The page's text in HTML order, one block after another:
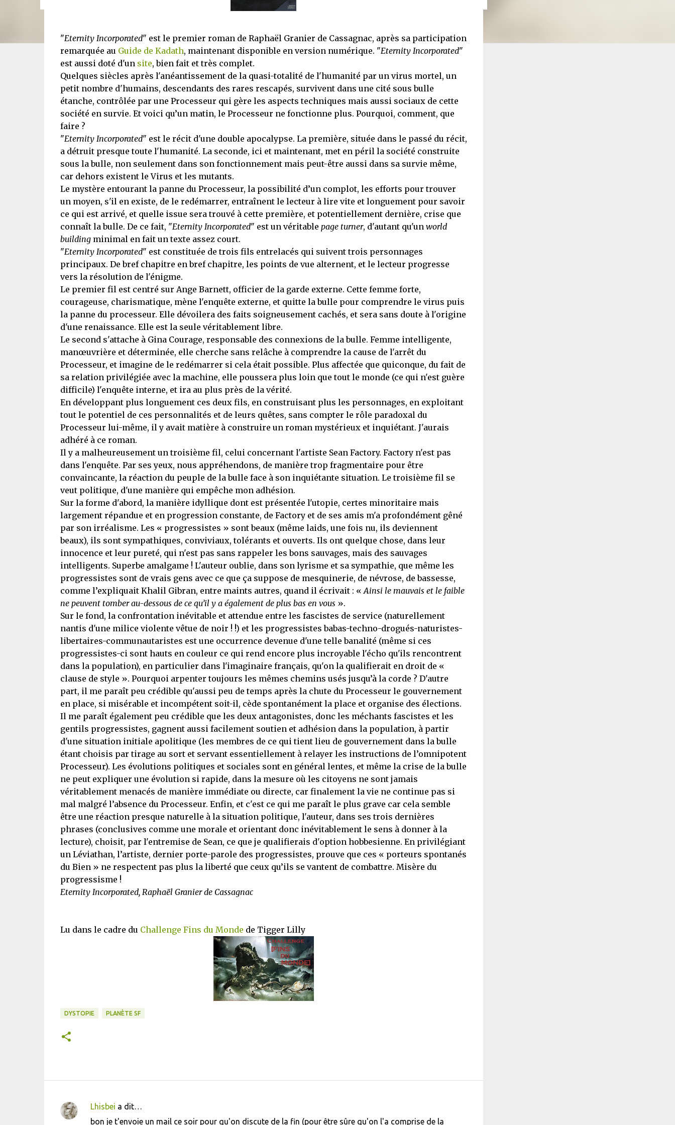
"Eternity Incorporated" est le premier roman de Raphaël Granier de Cassagnac, après sa participation
remarquée au Guide de Kadath, maintenant disponible en version numérique. "Eternity Incorporated"
est aussi doté d'un site, bien fait et très complet.
Quelques siècles après l'anéantissement de la quasi-totalité de l'humanité par un virus mortel, un
petit nombre d'humains, descendants des rares rescapés, survivent dans une cité sous bulle
étanche, contrôlée par une Processeur qui gère les aspects techniques mais aussi sociaux de cette
société en survie. Et voici qu’un matin, le Processeur ne fonctionne plus. Pourquoi, comment, que
faire ?
"Eternity Incorporated" est le récit d'une double apocalypse. La première, située dans le passé du récit,
a détruit presque toute l'humanité. La seconde, ici et maintenant, met en péril la société construite
sous la bulle, non seulement dans son fonctionnement mais peut-être aussi dans sa survie même,
car dehors existent le Virus et les mutants.
Le mystère entourant la panne du Processeur, la possibilité d’un complot, les efforts pour trouver
un moyen, s'il en existe, de le redémarrer, entraînent le lecteur à lire vite et longuement pour savoir
ce qui est arrivé, et quelle issue sera trouvé à cette première, et potentiellement dernière, crise que
connaît la bulle. De ce fait, "Eternity Incorporated" est un véritable page turner, d'autant qu'un world
buildingminimal en fait un texte assez court.
"Eternity Incorporated" est constituée de trois fils entrelacés qui suivent trois personnages
principaux. De bref chapitre en bref chapitre, les points de vue alternent, et le lecteur progresse
vers la résolution de l'énigme.
Le premier fil est centré sur Ange Barnett, officier de la garde externe. Cette femme forte,
courageuse, charismatique, mène l'enquête externe, et quitte la bulle pour comprendre le virus puis
la panne du processeur. Elle dévoilera des faits soigneusement cachés, et sera sans doute à l'origine
d'une renaissance. Elle est la seule véritablement libre.
Le second s'attache à Gina Courage, responsable des connexions de la bulle. Femme intelligente,
manœuvrière et déterminée, elle cherche sans relâche à comprendre la cause de l'arrêt du
Processeur, et imagine de le redémarrer si cela était possible. Plus affectée que quiconque, du fait de
sa relation privilégiée avec la machine, elle poussera plus loin que tout le monde (ce qui n'est guère
difficile) l'enquête interne, et ira au plus près de la vérité.
En développant plus longuement ces deux fils, en construisant plus les personnages, en exploitant
tout le potentiel de ces personnalités et de leurs quêtes, sans compter le rôle paradoxal du
Processeur lui-même, il y avait matière à construire un roman mystérieux et inquiétant. J'aurais
adhéré à ce roman.
Il y a malheureusement un troisième fil, celui concernant l'artiste Sean Factory. Factory n'est pas
dans l'enquête. Par ses yeux, nous appréhendons, de manière trop fragmentaire pour être
convaincante, la réaction du peuple de la bulle face à son inquiétante situation. Le troisième fil se
veut politique, d'une manière qui empêche mon adhésion.
Sur la forme d'abord, la manière idyllique dont est présentée l'utopie, certes minoritaire mais
largement répandue et en progression constante, de Factory et de ses amis m'a profondément gêné
par son irréalisme. Les « progressistes » sont beaux (même laids, une fois nu, ils deviennent
beaux), ils sont sympathiques, conviviaux, tolérants et ouverts. Ils ont quelque chose, dans leur
innocence et leur pureté, qui n'est pas sans rappeler les bons sauvages, mais des sauvages
intelligents. Superbe amalgame ! L'auteur oublie, dans son lyrisme et sa sympathie, que même les
progressistes sont de vrais gens avec ce que ça suppose de mesquinerie, de névrose, de bassesse,
comme l’expliquait Khalil Gibran, entre maints autres, quand il écrivait : «Ainsi le mauvais et le faible
ne peuvent tomber au-dessous de ce qu’il y a également de plus bas en vous ».
Sur le fond, la confrontation inévitable et attendue entre les fascistes de service (naturellement
nantis d'une milice violente vêtue de noir ! !) et les progressistes babas-techno-drogués-naturistes-
libertaires-communautaristes est une occurrence devenue d'une telle banalité (même si ces
progressistes-ci sont hauts en couleur ce qui rend encore plus incroyable l'écho qu'ils rencontrent
dans la population), en particulier dans l'imaginaire français, qu'on la qualifierait en droit de «
clause de style ». Pourquoi arpenter toujours les mêmes chemins usés jusqu’à la corde ? D'autre
part, il me paraît peu crédible qu'aussi peu de temps après la chute du Processeur le gouvernement
en place, si misérable et incompétent soit-il, cède spontanément la place et organise des élections.
Il me paraît également peu crédible que les deux antagonistes, donc les méchants fascistes et les
gentils progressistes, gagnent aussi facilement soutien et adhésion dans la population, à partir
d'une situation initiale apolitique (les membres de ce qui tient lieu de gouvernement dans la bulle
étant choisis par tirage au sort et servant essentiellement à relayer les instructions de l’omnipotent
Processeur). Les évolutions politiques et sociales sont en général lentes, et même la crise de la bulle
ne peut expliquer une évolution si rapide, dans la mesure où les citoyens ne sont jamais
véritablement menacés de manière immédiate ou directe, car finalement la vie ne continue pas si
mal malgré l’absence du Processeur. Enfin, et c'est ce qui me paraît le plus grave car cela semble
être une réaction presque naturelle à la situation politique, l'auteur, dans ses trois dernières
phrases (conclusives comme une morale et orientant donc inévitablement le sens à donner à la
lecture), choisit, par l'entremise de Sean, ce que je qualifierais d'option hobbesienne. En privilégiant
un Léviathan, l’artiste, dernier porte-parole des progressistes, prouve que ces « porteurs spontanés
du Bien » ne respectent pas plus la liberté que ceux qu’ils se vantent de combattre. Misère du
progressisme !
Eternity Incorporated, Raphaël Granier de Cassagnac
Lu dans le cadre du Challenge Fins du Monde de Tigger Lilly
DYSTOPIE PLANÈTE SF
C
Lhisbei a dit…
bon je t'envoie un mail ce soir pour qu'on discute de la fin (pour être sûre qu'on l'a comprise de la